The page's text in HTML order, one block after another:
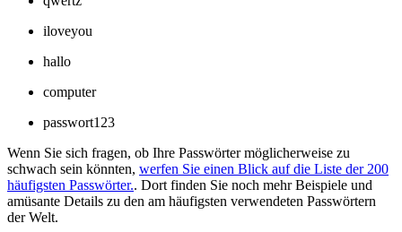
iloveyou
hallo
computer
passwort123
Wenn Sie sich fragen, ob Ihre Passwörter möglicherweise zu
schwach sein könnten, werfen Sie einen Blick auf die Liste der 200
häufigsten Passwörter.. Dort finden Sie noch mehr Beispiele und
amüsante Details zu den am häufigsten verwendeten Passwörtern
der Welt.